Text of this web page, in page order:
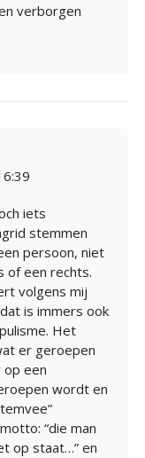
verborgen
iets
stemmen
persoon, niet
of een rechts.
volgens mij
is immers ook
Het
er geroepen
een
wordt en
“die man
op staat…” en